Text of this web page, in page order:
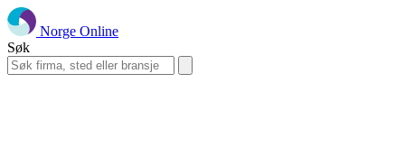
Norge Online
Søk